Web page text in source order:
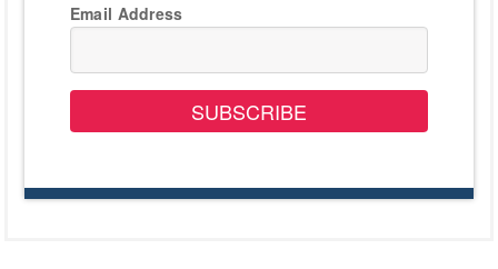
Email Address
SUBSCRIBE